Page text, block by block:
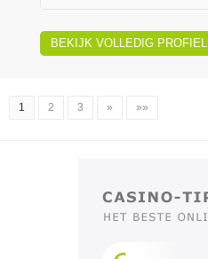
BEKIJK VOLLEDIG PROFIEL
1 2 3 » »»